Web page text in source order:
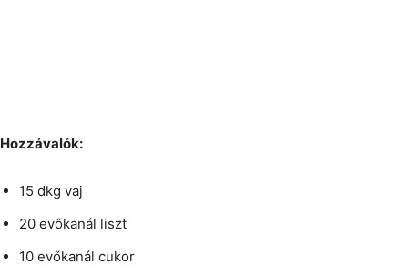
Hozzávalók:
15 dkg vaj
20 evőkanál liszt
10 evőkanál cukor